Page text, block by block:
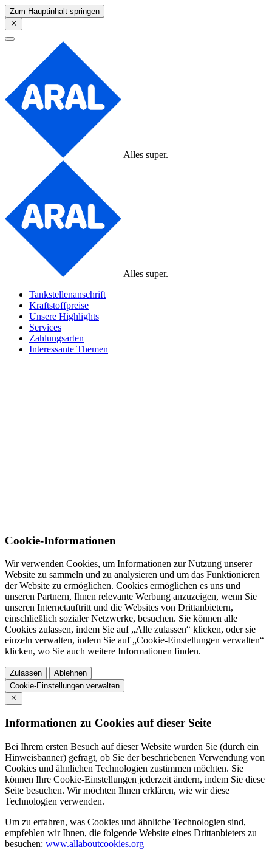
Zum Hauptinhalt springen
Alles super.
Alles super.
Tankstellenanschrift
Kraftstoffpreise
Unsere Highlights
Services
Zahlungsarten
Interessante Themen
Cookie-Informationen
Wir verwenden Cookies, um Informationen zur Nutzung unserer
Website zu sammeln und zu analysieren und um das Funktionieren
der Website zu ermöglichen. Cookies ermöglichen es uns und
unseren Partnern, Ihnen relevante Werbung anzuzeigen, wenn Sie
unseren Internetauftritt und die Websites von Drittanbietern,
einschließlich sozialer Netzwerke, besuchen. Sie können alle
Cookies zulassen, indem Sie auf „Alle zulassen“ klicken, oder sie
einzeln verwalten, indem Sie auf „Cookie-Einstellungen verwalten“
klicken, wo Sie auch weitere Informationen finden.
Zulassen
Ablehnen
Cookie-Einstellungen verwalten
Informationen zu Cookies auf dieser Seite
Bei Ihrem ersten Besuch auf dieser Website wurden Sie (durch ein
Hinweisbanner) gefragt, ob Sie der beschriebenen Verwendung von
Cookies und ähnlichen Technologien zustimmen möchten. Sie
können Ihre Cookie-Einstellungen jederzeit ändern, indem Sie diese
Seite besuchen. Wir möchten Ihnen erklären, wie wir diese
Technologien verwenden.
Um zu erfahren, was Cookies und ähnliche Technologien sind,
empfehlen wir Ihnen, die folgende Website eines Drittanbieters zu
besuchen: www.allaboutcookies.org